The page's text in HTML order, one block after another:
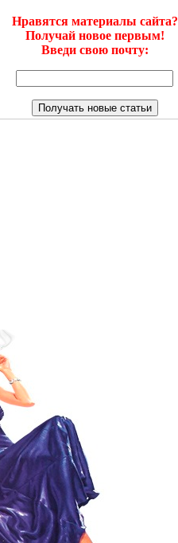
Нравятся материалы сайта?
Получай новое первым!
Введи свою почту: